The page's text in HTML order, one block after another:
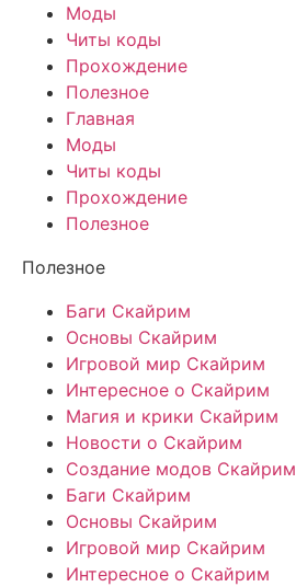
Моды
Читы коды
Прохождение
Полезное
Главная
Моды
Читы коды
Прохождение
Полезное
Полезное
Баги Скайрим
Основы Скайрим
Игровой мир Скайрим
Интересное о Скайрим
Магия и крики Скайрим
Новости о Скайрим
Создание модов Скайрим
Баги Скайрим
Основы Скайрим
Игровой мир Скайрим
Интересное о Скайрим